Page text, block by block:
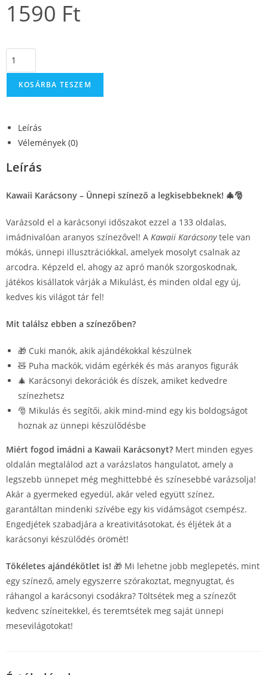
1590 Ft
KOSÁRBA TESZEM
Leírás
Vélemények (0)
Leírás
Kawaii Karácsony – Ünnepi színező a legkisebbeknek! 🎄🎅
Varázsold el a karácsonyi időszakot ezzel a 133 oldalas,
imádnivalóan aranyos színezővel! A Kawaii Karácsonytele van
mókás, ünnepi illusztrációkkal, amelyek mosolyt csalnak az
arcodra. Képzeld el, ahogy az apró manók szorgoskodnak,
játékos kisállatok várják a Mikulást, és minden oldal egy új,
kedves kis világot tár fel!
Mit találsz ebben a színezőben?
🎁 Cuki manók, akik ajándékokkal készülnek
🧸 Puha mackók, vidám egérkék és más aranyos figurák
🎄 Karácsonyi dekorációk és díszek, amiket kedvedre
színezhetsz
🎅 Mikulás és segítői, akik mind-mind egy kis boldogságot
hoznak az ünnepi készülődésbe
Miért fogod imádni a Kawaii Karácsonyt? Mert minden egyes
oldalán megtalálod azt a varázslatos hangulatot, amely a
legszebb ünnepet még meghittebbé és színesebbé varázsolja!
Akár a gyermeked egyedül, akár veled együtt színez,
garantáltan mindenki szívébe egy kis vidámságot csempész.
Engedjétek szabadjára a kreativitásotokat, és éljétek át a
karácsonyi készülődés örömét!
Tökéletes ajándékötlet is! 🎁 Mi lehetne jobb meglepetés, mint
egy színező, amely egyszerre szórakoztat, megnyugtat, és
ráhangol a karácsonyi csodákra? Töltsétek meg a színezőt
kedvenc színeitekkel, és teremtsétek meg saját ünnepi
mesevilágotokat!